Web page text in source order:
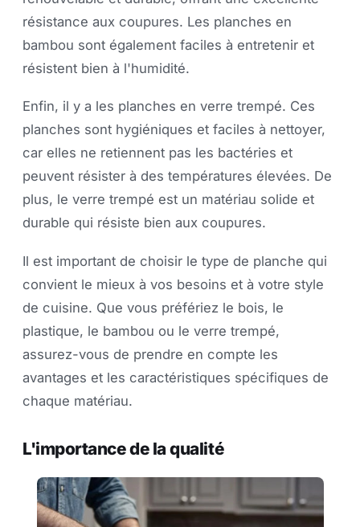
résistance aux coupures. Les planches en
bambou sont également faciles à entretenir et
résistent bien à l'humidité.
Enfin, il y a les planches en verre trempé. Ces
planches sont hygiéniques et faciles à nettoyer,
car elles ne retiennent pas les bactéries et
peuvent résister à des températures élevées. De
plus, le verre trempé est un matériau solide et
durable qui résiste bien aux coupures.
Il est important de choisir le type de planche qui
convient le mieux à vos besoins et à votre style
de cuisine. Que vous préfériez le bois, le
plastique, le bambou ou le verre trempé,
assurez-vous de prendre en compte les
avantages et les caractéristiques spécifiques de
chaque matériau.
L'importance de la qualité